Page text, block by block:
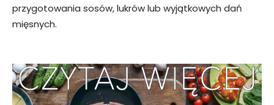
przygotowania sosów, lukrów lub wyjątkowych dań
mięsnych.